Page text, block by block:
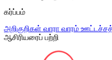
கர்ப்பம்
அறிகுறிகள் வாரா வாரம்
ஆசிரியரைப் பற்றி